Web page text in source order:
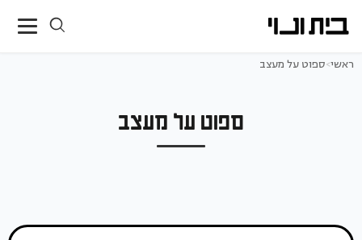
ראשי>ספוט על מעצב
ספוט על מעצב